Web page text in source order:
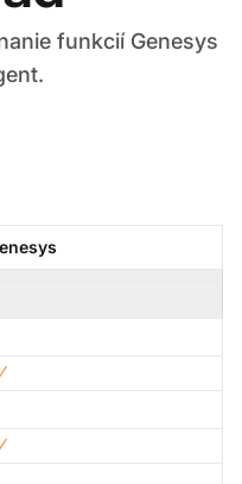
funkcií Genesys